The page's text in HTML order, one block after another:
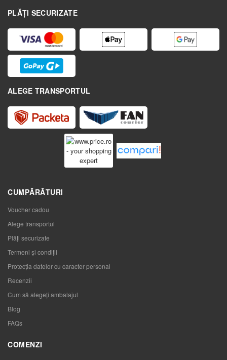
PLĂȚI SECURIZATE
ALEGE TRANSPORTUL
CUMPĂRĂTURI
Voucher cadou
Alege transportul
Plăți securizate
Termeni și condiții
Protecția datelor cu caracter personal
Recenzii
Cum să alegeţi ambalajul
Blog
FAQs
COMENZI